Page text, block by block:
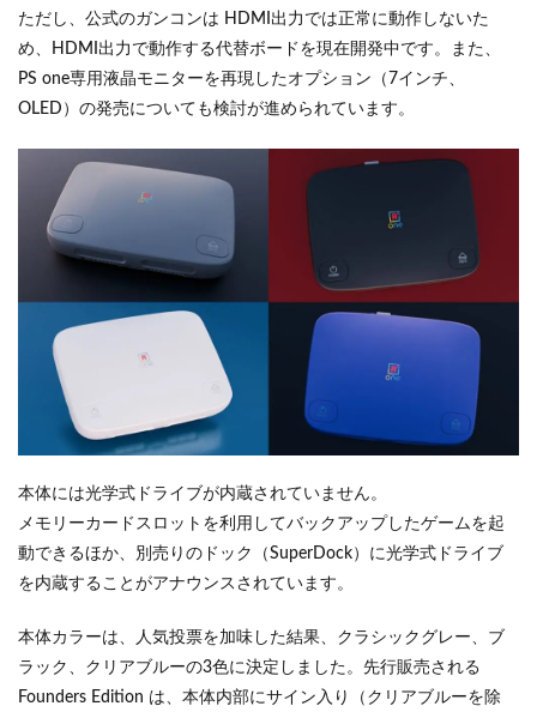
ただし、公式のガンコンは HDMI出力では正常に動作しないた
め、HDMI出力で動作する代替ボードを現在開発中です。また、
PS one専用液晶モニターを再現したオプション（7インチ、
OLED）の発売についても検討が進められています。
本体には光学式ドライブが内蔵されていません。
メモリーカードスロットを利用してバックアップしたゲームを起
動できるほか、別売りのドック（SuperDock）に光学式ドライブ
を内蔵することがアナウンスされています。
本体カラーは、人気投票を加味した結果、クラシックグレー、ブ
ラック、クリアブルーの3色に決定しました。先行販売される
Founders Edition は、本体内部にサイン入り（クリアブルーを除